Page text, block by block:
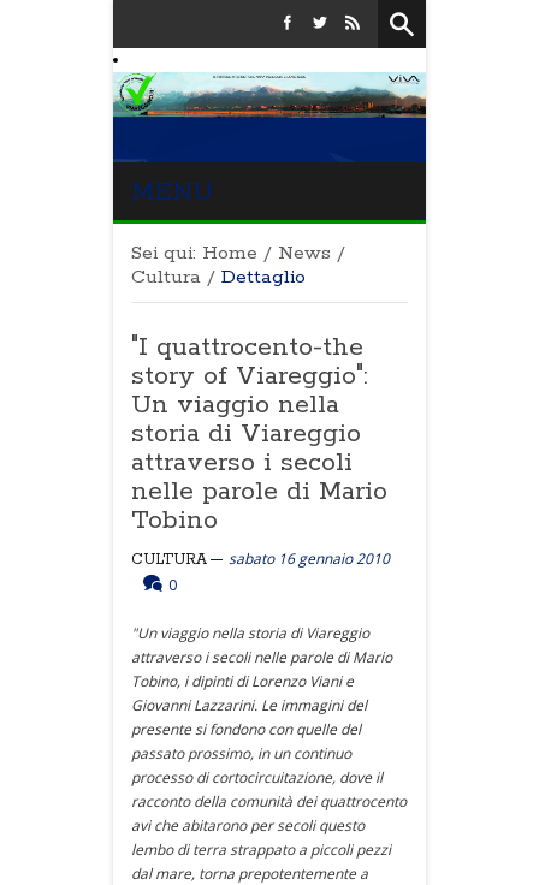
MENU
Sei qui: Home / News /
Cultura / Dettaglio
"I quattrocento-the
story of Viareggio":
Un viaggio nella
storia di Viareggio
attraverso i secoli
nelle parole di Mario
Tobino
CULTURA
sabato 16 gennaio 2010
0
"Un viaggio nella storia di Viareggio
attraverso i secoli nelle parole di Mario
Tobino, i dipinti di Lorenzo Viani e
Giovanni Lazzarini. Le immagini del
presente si fondono con quelle del
passato prossimo, in un continuo
processo di cortocircuitazione, dove il
racconto della comunità dei quattrocento
avi che abitarono per secoli questo
lembo di terra strappato a piccoli pezzi
dal mare, torna prepotentemente a